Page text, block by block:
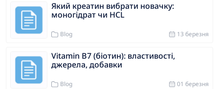
Який креатин вибрати новачку:
моногідрат чи HCL
Blog 13 березня
Vitamin B7 (біотин): властивості,
джерела, добавки
Blog 01 березня